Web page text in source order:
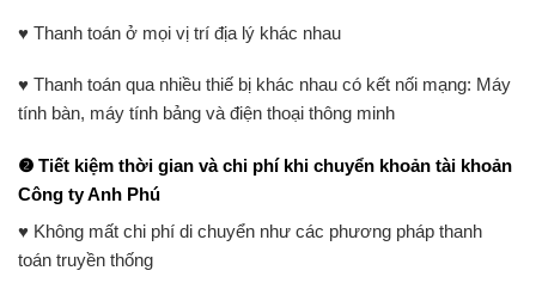
♥ Thanh toán ở mọi vị trí địa lý khác nhau
♥ Thanh toán qua nhiều thiế bị khác nhau có kết nối mạng: Máy
tính bàn, máy tính bảng và điện thoại thông minh
❷ Tiết kiệm thời gian và chi phí khi chuyển khoản tài khoản
Công ty Anh Phú
♥ Không mất chi phí di chuyển như các phương pháp thanh
toán truyền thống